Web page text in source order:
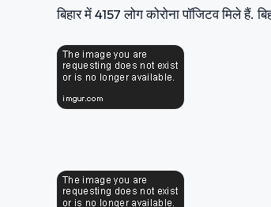
बिहार में 4157 लोग कोरोना पॉजिटव मिले हैं.